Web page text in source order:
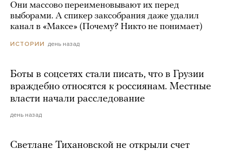
Они массово переименовывают их перед
выборами. А спикер заксобрания даже удалил
канал в «Максе» (Почему? Никто не понимает)
ИСТОРИИ день назад
Боты в соцсетях стали писать, что в Грузии
враждебно относятся к россиянам. Местные
власти начали расследование
день назад
Светлане Тихановской не открыли счет